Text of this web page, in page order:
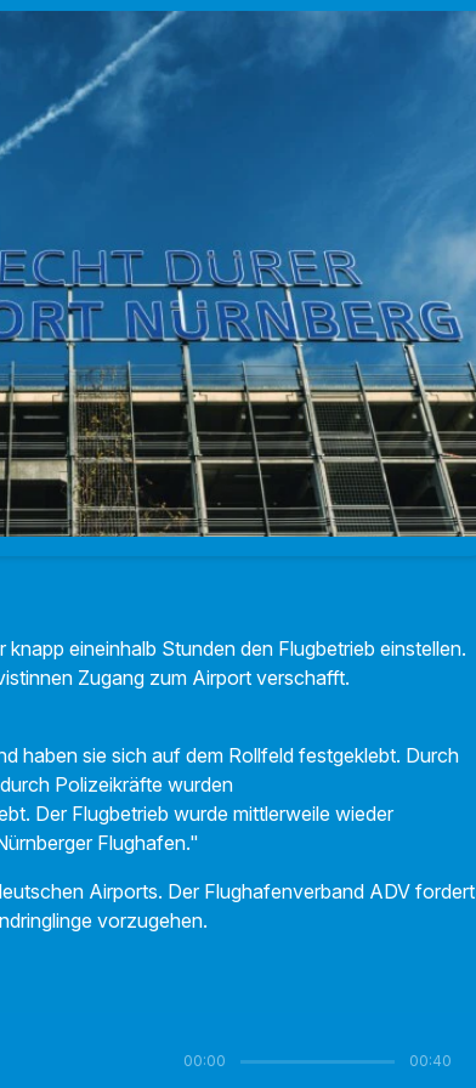
eineinhalb Stunden den Flugbetrieb einstellen.
Zugang zum Airport verschafft.
haben sie sich auf dem Rollfeld festgeklebt. Durch
Polizeikräfte wurden
Der Flugbetrieb wurde mittlerweile wieder
Flughafen."
Airports. Der Flughafenverband ADV fordert
vorzugehen.
00:00 00:40